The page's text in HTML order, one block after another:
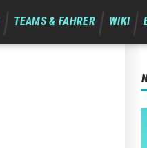
TEAMS & FAHRER WIKI